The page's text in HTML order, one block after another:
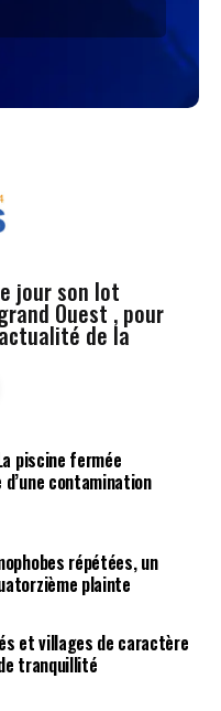
jour son lot
Ouest , pour
de la
piscine fermée
contamination
répétées, un
plainte
et villages de caractère
tranquillité